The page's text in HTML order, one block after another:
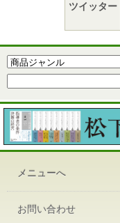
ツイッター
メニューへ
お問い合わせ